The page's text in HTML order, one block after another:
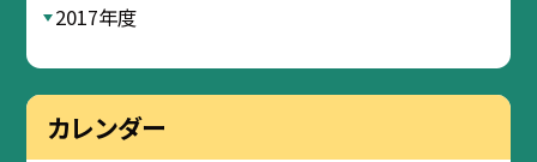
2017年度
カレンダー